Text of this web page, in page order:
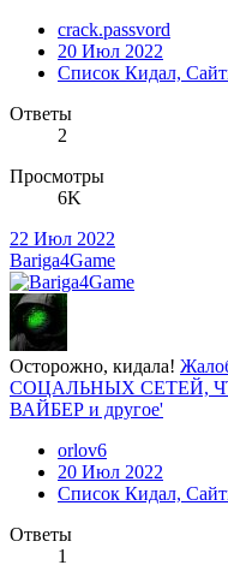
crack.passvord
20 Июл 2022
Список Кидал,
Ответы
2
Просмотры
6K
22 Июл 2022
Bariga4Game
Осторожно, кидала!
СОЦАЛЬНЫХ СЕТЕЙ,
ВАЙБЕР и другое'
orlov6
20 Июл 2022
Список Кидал,
Ответы
1